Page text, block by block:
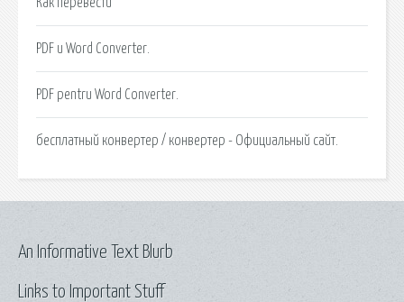
PDF u Word Converter.
PDF pentru Word Converter.
бесплатный конвертер / конвертер - Официальный сайт.
Links to Important Stuff
An Informative Text Blurb